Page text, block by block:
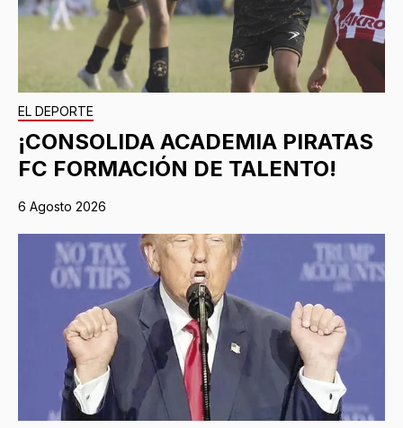
EL DEPORTE
¡CONSOLIDA ACADEMIA PIRATAS
FC FORMACIÓN DE TALENTO!
6 Agosto 2026